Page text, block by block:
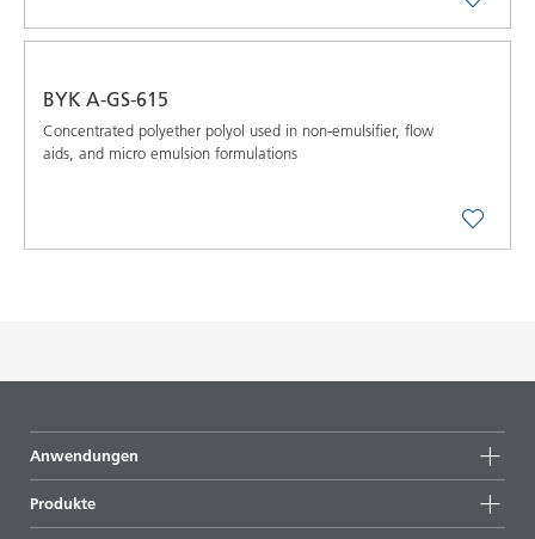
BYK A-GS-615
Concentrated polyether polyol used in non-emulsifier, flow
aids, and micro emulsion formulations
Anwendungen
Produkte